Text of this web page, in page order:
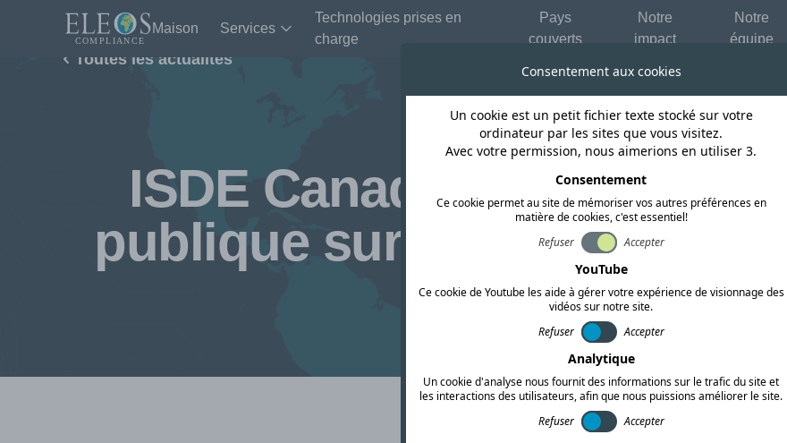
Maison Services
Technologies prises en
charge
Pays
couverts
Notre
impact
Notre
équipe
Toutes les actualités
Canada
ISDE Canada sollicite une
publique sur la norme RSS-
Consentement aux cookies
Un cookie est un petit fichier texte stocké sur votre
ordinateur par les sites que vous visitez.
Avec votre permission, nous aimerions en utiliser 3.
Consentement
Ce cookie permet au site de mémoriser vos autres préférences en
matière de cookies, c'est essentiel!
Refuser
Accepter
YouTube
Ce cookie de Youtube les aide à gérer votre expérience de visionnage des
vidéos sur notre site.
Refuser
Accepter
Analytique
Un cookie d'analyse nous fournit des informations sur le trafic du site et
les interactions des utilisateurs, afin que nous puissions améliorer le site.
Refuser
Accepter